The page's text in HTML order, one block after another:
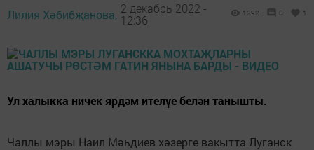
Лилия Хәбибҗанова, 2 декабрь 2022 -
12:36
1292 0 1
Ул халыкка ничек ярдәм ителүе белән танышты.
Чаллы мэры Наил Мәһдиев хәзерге вакытта Луганск